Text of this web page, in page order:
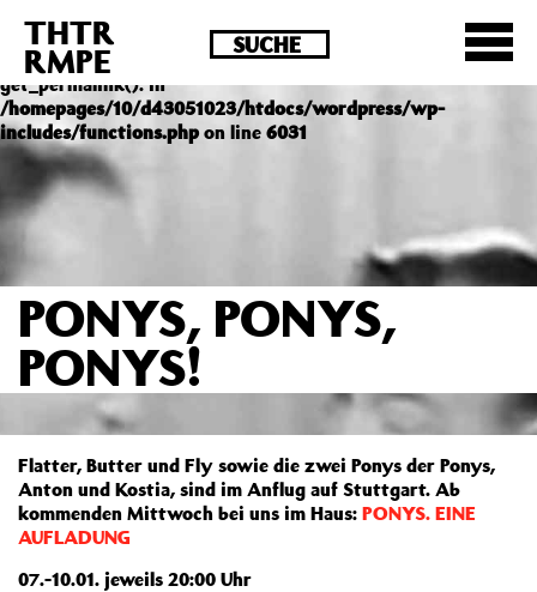
Deprecated : Die Funktion post_permalink ist seit
Version 4.4.0 veraltet! Verwende stattdessen
get_permalink(). in
/homepages/10/d43051023/htdocs/wordpress/wp-
includes/functions.phpon line 6031
THTR
RMPE
PONYS, PONYS,
PONYS!
Flatter, Butter und Fly sowie die zwei Ponys der Ponys,
Anton und Kostia, sind im Anflug auf Stuttgart. Ab
kommenden Mittwoch bei uns im Haus: PONYS. EINE
AUFLADUNG
07.-10.01. jeweils 20:00 Uhr